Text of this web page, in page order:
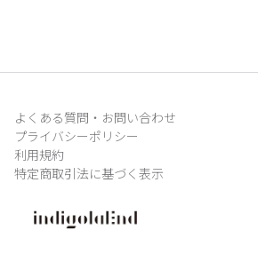
よくある質問・お問い合わせ
プライバシーポリシー
利用規約
特定商取引法に基づく表示